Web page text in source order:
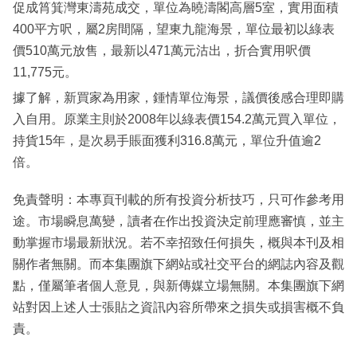
促成筲箕灣東濤苑成交，單位為曉濤閣高層5室，實用面積
400平方呎，屬2房間隔，望東九龍海景，單位最初以綠表
價510萬元放售，最新以471萬元沽出，折合實用呎價
11,775元。
據了解，新買家為用家，鍾情單位海景，議價後感合理即購
入自用。原業主則於2008年以綠表價154.2萬元買入單位，
持貨15年，是次易手賬面獲利316.8萬元，單位升值逾2
倍。
免責聲明：本專頁刊載的所有投資分析技巧，只可作參考用
途。市場瞬息萬變，讀者在作出投資決定前理應審慎，並主
動掌握市場最新狀況。若不幸招致任何損失，概與本刊及相
關作者無關。而本集團旗下網站或社交平台的網誌內容及觀
點，僅屬筆者個人意見，與新傳媒立場無關。本集團旗下網
站對因上述人士張貼之資訊內容所帶來之損失或損害概不負
責。